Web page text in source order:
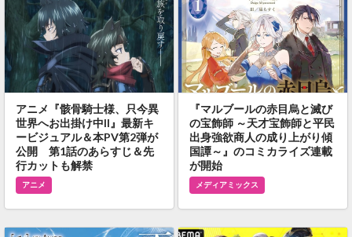
アニメ『骸骨騎士様、只今異
世界へお出掛け中II』最新キ
ービジュアル＆本PV第2弾が
公開 第1話のあらすじ＆先
行カットも解禁
アニメ
『マルブールの赤目烏と滅び
の宝飾師 ～天才宝飾師と平民
出身強欲商人の成り上がり傾
国譚～』のコミカライズ連載
が開始
メディアミックス